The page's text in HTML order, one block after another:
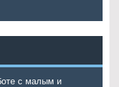
с малым и